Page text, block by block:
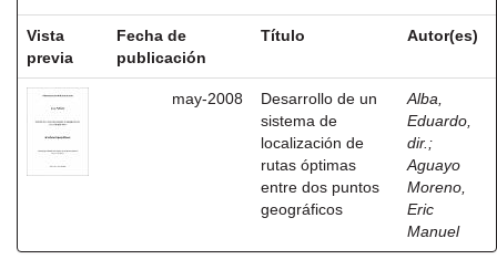
Vista
previa
Fecha de
publicación
Título Autor(es)
may-2008
Desarrollo de un
sistema de
localización de
rutas óptimas
entre dos puntos
geográficos
Alba,
Eduardo,
dir. ;
Aguayo
Moreno,
Eric
Manuel